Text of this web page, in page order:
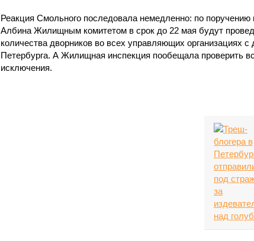
Реакция Смольного последовала немедленно: по поручению
Албина Жилищным комитетом в срок до 22 мая будут
количества дворников во всех управляющих организациях с
Петербурга. А Жилищная инспекция пообещала проверить
исключения.